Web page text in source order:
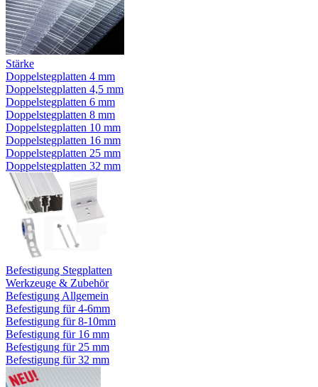
Stärke
Doppelstegplatten 4 mm
Doppelstegplatten 4,5 mm
Doppelstegplatten 6 mm
Doppelstegplatten 8 mm
Doppelstegplatten 10 mm
Doppelstegplatten 16 mm
Doppelstegplatten 25 mm
Doppelstegplatten 32 mm
Befestigung Stegplatten
Werkzeuge & Zubehör
Befestigung Allgemein
Befestigung für 4-6mm
Befestigung für 8-10mm
Befestigung für 16 mm
Befestigung für 25 mm
Befestigung für 32 mm